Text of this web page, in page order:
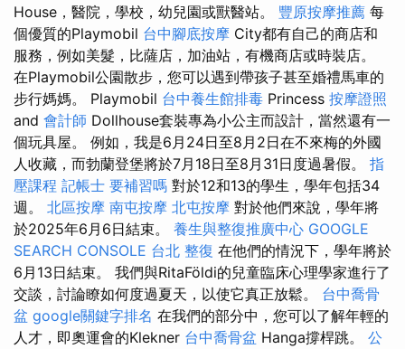
House，醫院，學校，幼兒園或獸醫站。 豐原按摩推薦 每
個優質的Playmobil 台中腳底按摩 City都有自己的商店和
服務，例如美髮，比薩店，加油站，有機商店或時裝店。
在Playmobil公園散步，您可以遇到帶孩子甚至婚禮馬車的
步行媽媽。 Playmobil 台中養生館排毒 Princess 按摩證照
and 會計師 Dollhouse套裝專為小公主而設計，當然還有一
個玩具屋。 例如，我是6月24日至8月2日在不來梅的外國
人收藏，而勃蘭登堡將於7月18日至8月31日度過暑假。 指
壓課程 記帳士 要補習嗎 對於12和13的學生，學年包括34
週。 北區按摩 南屯按摩 北屯按摩 對於他們來說，學年將
於2025年6月6日結束。 養生與整復推廣中心 GOOGLE
SEARCH CONSOLE 台北 整復 在他們的情況下，學年將於
6月13日結束。 我們與RitaFöldi的兒童臨床心理學家進行了
交談，討論瞭如何度過夏天，以使它真正放鬆。 台中喬骨
盆 google關鍵字排名 在我們的部分中，您可以了解年輕的
人才，即奧運會的Kl​​ekner 台中喬骨盆 Hanga撐桿跳。 公